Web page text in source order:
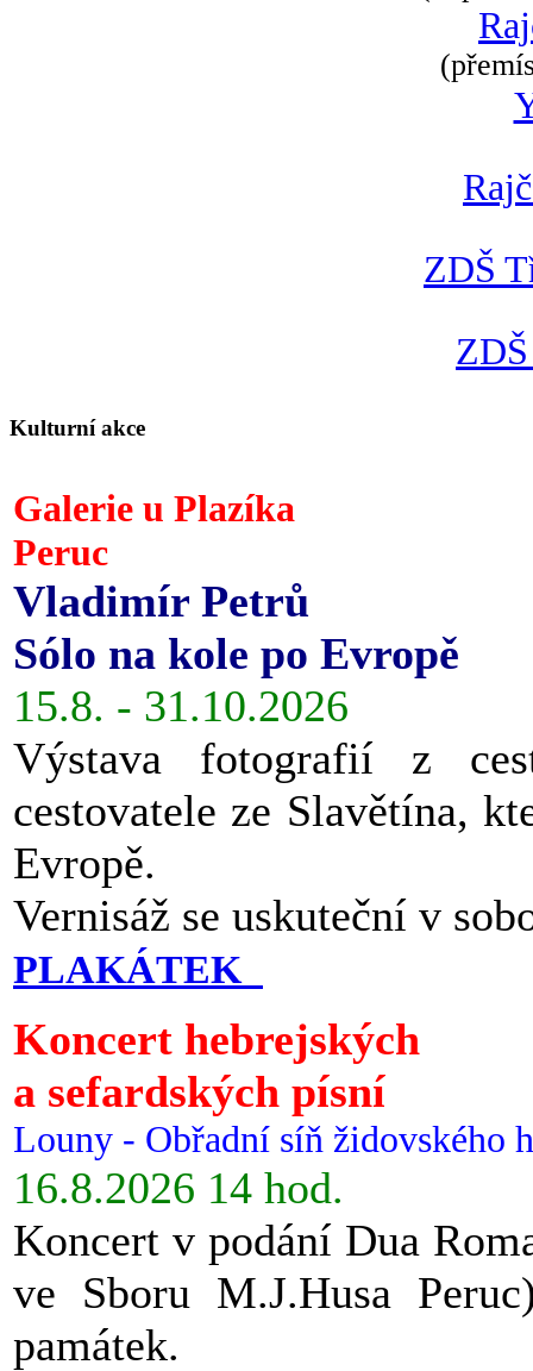
ZDŠ
Kulturní akce
Galerie u Plazíka
Peruc
Vladimír Petrů
Sólo na kole po Evropě
15.8. - 31.10.2026
Výstava fotografií z
cestovatele ze Slavětína,
Evropě.
Vernisáž se uskuteční v
PLAKÁTEK
Koncert hebrejských
a sefardských písní
Louny - Obřadní síň židovského
16.8.2026 14 hod.
Koncert v podání Dua
ve Sboru M.J.Husa
památek.